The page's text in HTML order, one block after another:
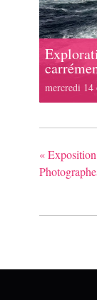
mercredi 14
«